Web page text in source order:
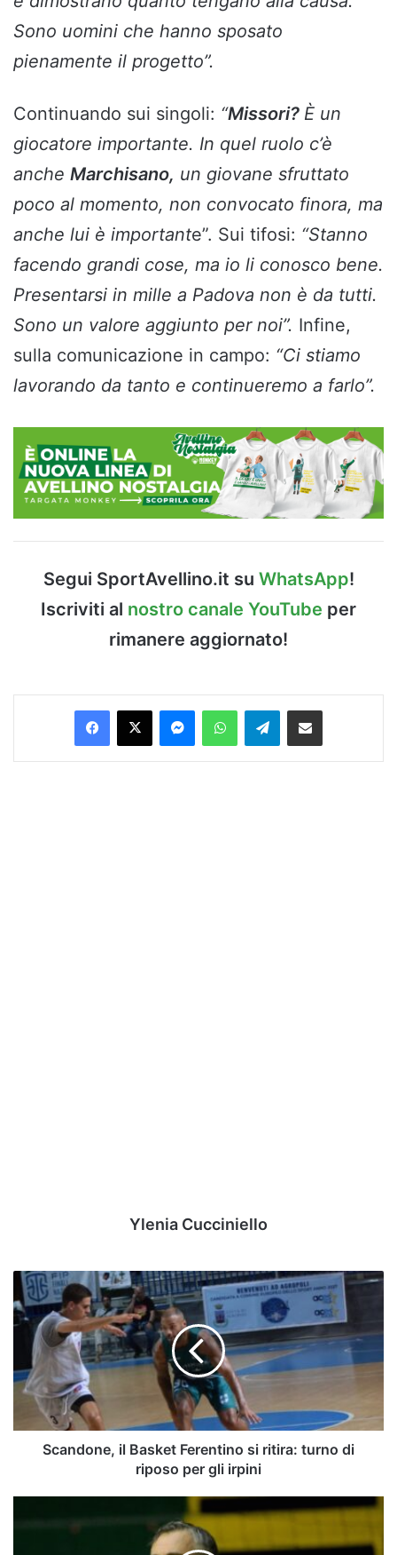
Sono uomini che hanno sposato
pienamente il progetto”.
Continuando sui singoli: “Missori? È un
giocatore importante. In quel ruolo c’è
anche Marchisano, un giovane sfruttato
poco al momento, non convocato finora, ma
anche lui è importante”. Sui tifosi: “Stanno
facendo grandi cose, ma io li conosco bene.
Presentarsi in mille a Padova non è da tutti.
Sono un valore aggiunto per noi”. Infine,
sulla comunicazione in campo: “Ci stiamo
lavorando da tanto e continueremo a farlo”.
Segui SportAvellino.it su WhatsApp!
Iscriviti al nostro canale YouTube per
rimanere aggiornato!
Facebook
X MessengerWhatsAppTelegramCondividi via Email
Ylenia Cucciniello
Scandone,
il
Basket
Ferentino
ritira:
turno
riposo
Scandone, il Basket Ferentino si ritira: turno di
riposo per gli irpini